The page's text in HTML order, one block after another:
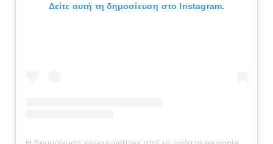
Δείτε αυτή τη δημοσίευση στο Instagram.